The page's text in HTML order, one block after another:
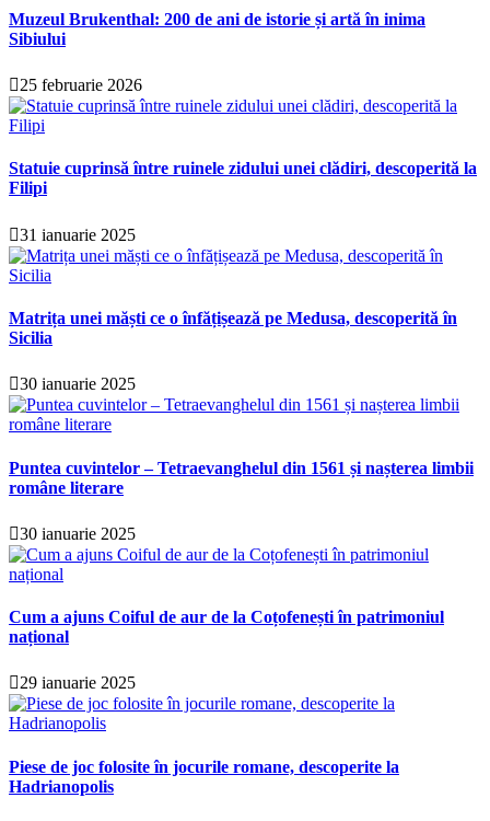
Muzeul Brukenthal: 200 de ani de istorie și artă în inima
Sibiului
25 februarie 2026
Statuie cuprinsă între ruinele zidului unei clădiri, descoperită la
Filipi
31 ianuarie 2025
Matrița unei măști ce o înfățișează pe Medusa, descoperită în
Sicilia
30 ianuarie 2025
Puntea cuvintelor – Tetraevanghelul din 1561 și nașterea limbii
române literare
30 ianuarie 2025
Cum a ajuns Coiful de aur de la Coțofenești în patrimoniul
național
29 ianuarie 2025
Piese de joc folosite în jocurile romane, descoperite la
Hadrianopolis